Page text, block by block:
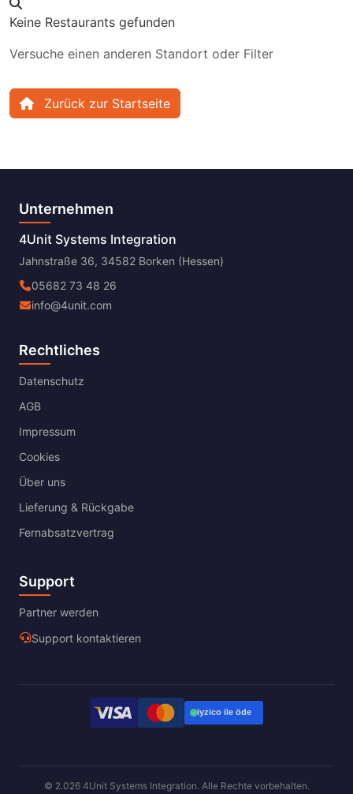
Keine Restaurants gefunden
Versuche einen anderen Standort oder Filter
Zurück zur Startseite
Unternehmen
4Unit Systems Integration
Jahnstraße 36, 34582 Borken (Hessen)
05682 73 48 26
info@4unit.com
Rechtliches
Datenschutz
AGB
Impressum
Cookies
Über uns
Lieferung & Rückgabe
Fernabsatzvertrag
Support
Partner werden
Support kontaktieren
© 2.026 4Unit Systems Integration. Alle Rechte vorbehalten.